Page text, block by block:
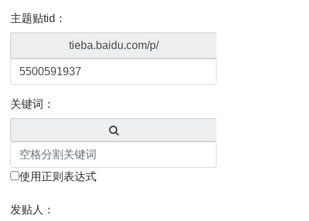
主题贴tid：
tieba.baidu.com/p/
关键词：
使用正则表达式
发贴人：